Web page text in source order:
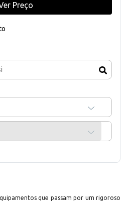
Preço
que passam por um rigoroso